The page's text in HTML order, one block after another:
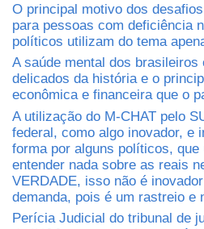
O principal motivo dos
para pessoas com deficiência
políticos utilizam do tema
A saúde mental dos
delicados da história e o
econômica e financeira que o
A utilização do M-CHAT pelo
federal, como algo inovador, e
forma por alguns políticos,
entender nada sobre as reais
VERDADE, isso não é
demanda, pois é um rastreio e
Perícia Judicial do tribunal de